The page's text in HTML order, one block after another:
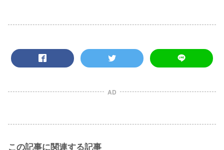
AD
この記事に関連する記事